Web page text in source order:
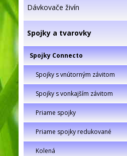
Dávkovače živín
Spojky a tvarovky
Spojky Connecto
Spojky s vnútorným závitom
Spojky s vonkajším závitom
Priame spojky
Priame spojky redukované
Kolená